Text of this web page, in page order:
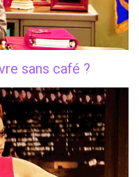
sans café ?